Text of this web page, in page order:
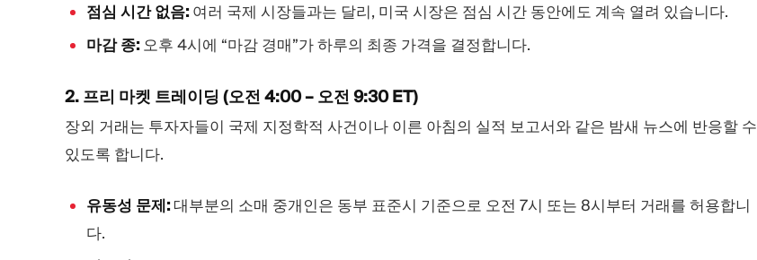
점심 시간 없음:여러 국제 시장들과는 달리, 미국 시장은 점심 시간 동안에도 계속 열려 있습니다.
마감 종:오후 4시에 “마감 경매”가 하루의 최종 가격을 결정합니다.
2. 프리 마켓 트레이딩 (오전 4:00 – 오전 9:30 ET)
장외 거래는 투자자들이 국제 지정학적 사건이나 이른 아침의 실적 보고서와 같은 밤새 뉴스에 반응할 수
있도록 합니다.
유동성 문제:대부분의 소매 중개인은 동부 표준시 기준으로 오전 7시 또는 8시부터 거래를 허용합니
다.